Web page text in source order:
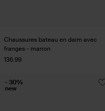
Chaussures bateau en daim avec
franges - marron
136.99
- 30%
new